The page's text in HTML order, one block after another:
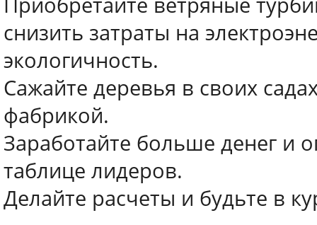
снизить затраты на
экологичность.
Сажайте деревья в своих
фабрикой.
Заработайте больше денег и
таблице лидеров.
Делайте расчеты и будьте в